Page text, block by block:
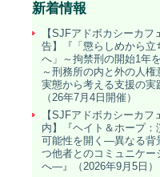
新着情報
【SJFアドボカシーカフ
告】『「懲らしめから立
へ」～拘禁刑の開始1年
～刑務所の内と外の人権
実態から考える支援の実
（26年7月4日開催）
【SJFアドボカシーカフ
内】『ヘイト＆ホープ：
可能性を開く―異なる背
つ他者とのコミュニケー
へ―』（2026年9月5日）